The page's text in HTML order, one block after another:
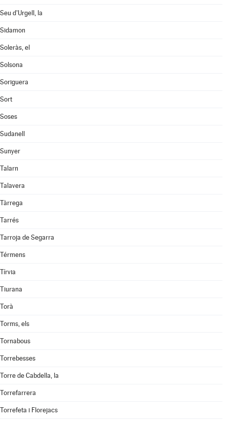
Seu d'Urgell, la
Sidamon
Soleràs, el
Solsona
Soriguera
Sort
Soses
Sudanell
Sunyer
Talarn
Talavera
Tàrrega
Tarrés
Tarroja de Segarra
Térmens
Tírvia
Tiurana
Torà
Torms, els
Tornabous
Torrebesses
Torre de Cabdella, la
Torrefarrera
Torrefeta i Florejacs